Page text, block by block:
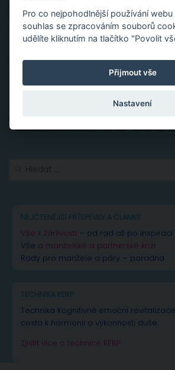
NEJČTENĚJŠÍ PŘÍSPĚVKY A ČLÁNKY
Vše k žárlivosti – od rad až po inspiraci
Vše o manželské a partnerské krizi
Rady pro manžele a páry – poradna
TECHNIKA KERP
Technika Kognitivně emoční
cesta k harmonii a výkonnosti duše.
Zjistit více o technice KERP
Pro co nejpohodlnější používání
souhlas se zpracováním souborů
udělíte kliknutím na tlačítko "Povolit
Přijmout vše
Nastavení